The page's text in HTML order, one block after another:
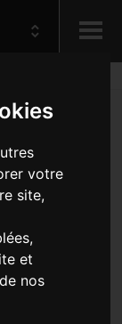
votre
site,
et
nos